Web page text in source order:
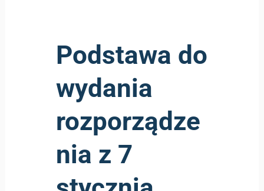
Podstawa do
wydania
rozporządze
nia z 7